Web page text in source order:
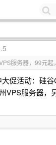
服务器，99元起
促活动：硅
VPS服务器，